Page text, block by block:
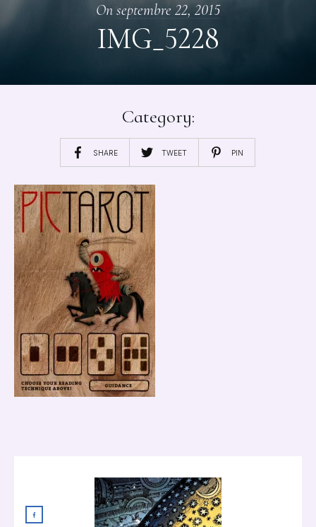
Onseptembre 22, 2015
IMG_5228
Category:
SHARE TWEET PIN